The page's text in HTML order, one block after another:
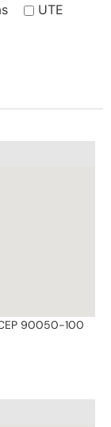
UTE
90050-100